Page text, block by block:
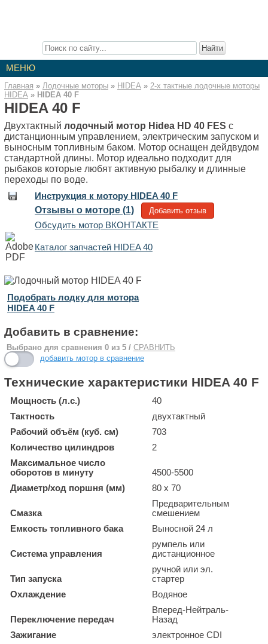
МЕНЮ
Главная » Лодочные моторы » HIDEA » 2-x тактные лодочные моторы
HIDEA » HIDEA 40 F
HIDEA 40 F
Двухтактный лодочный мотор Hidea HD 40 FES с
дистанционным управлением, электрическим запуском и
выносным топливным баком. Мотор оснащен дейдвудом
стандартной длины. Мотор идеально подходит для
рыбаков которые любят активную рыбалку и длинные
переходы по воде.
Технические характеристики HIDEA 40 F
Мощность (л.с.)
40
Тактность
двухтактный
Рабочий объём (куб. см)
703
Количество цилиндров
2
Максимальное число
оборотов в минуту
4500-5500
Диаметр/ход поршня (мм)
80 x 70
Смазка
Предварительным
смешением
Емкость топливного бака
Выносной 24 л
Система управления
румпель или
дистанционное
Тип запуска
ручной или эл.
стартер
Охлаждение
Водяное
Переключение передач
Вперед-Нейтраль-
Назад
Зажигание
электронное CDI
Инструкция к мотору HIDEA 40 F
Отзывы о моторе (1) Добавить отзыв
Обсудить мотор ВКОНТАКТЕ
Каталог запчастей HIDEA 40
Подобрать лодку для мотора
HIDEA 40 F
Добавить в сравнение:
Выбрано для сравнения 0 из 5 / СРАВНИТЬ
добавить мотор в сравнение